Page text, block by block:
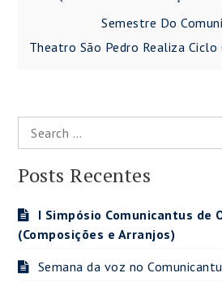
de
Post
Semestre Do
Theatro São Pedro Realiza Ciclo
Search
for:
Posts Recentes
I Simpósio Comunicantus de
(Composições e Arranjos)
Semana da voz no